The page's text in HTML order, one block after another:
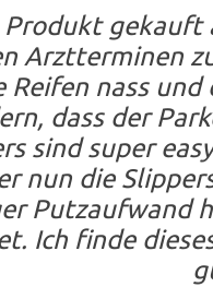
Produkt
Arztterminen
Reifen nass
dass der
sind super
nun die
Putzaufwand
Ich finde